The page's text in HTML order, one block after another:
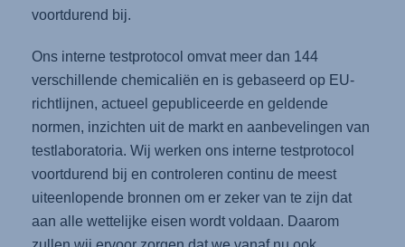
voortdurend bij.
Ons interne testprotocol omvat meer dan 144
verschillende chemicaliën en is gebaseerd op EU-
richtlijnen, actueel gepubliceerde en geldende
normen, inzichten uit de markt en aanbevelingen van
testlaboratoria. Wij werken ons interne testprotocol
voortdurend bij en controleren continu de meest
uiteenlopende bronnen om er zeker van te zijn dat
aan alle wettelijke eisen wordt voldaan. Daarom